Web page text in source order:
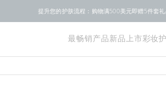
提升您的护肤流程：购物满500美元即赠5件套
最畅销产品新品上市 彩妆